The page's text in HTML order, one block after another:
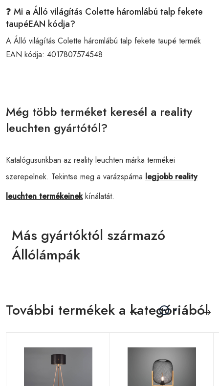
❓ Mi a Álló világítás Colette háromlábú talp fekete
taupéEAN kódja?
A Álló világítás Colette háromlábú talp fekete taupé termék
EAN kódja: 4017807574548
Még több terméket keresél a reality
leuchten gyártótól?
Katalógusunkban az reality leuchten márka termékei
szerepelnek. Tekintse meg a varázspárna legjobb reality
leuchten termékeinekkínálatát.
Más gyártóktól származó
Állólámpák
További termékek a kategóriából